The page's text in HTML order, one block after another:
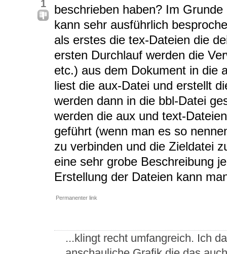
1
beschrieben haben? Im
kann sehr ausführlich
als erstes die tex-Dateien die
ersten Durchlauf werden die
etc.) aus dem Dokument in die
liest die aux-Datei und erstellt
werden dann in die bbl-Datei
werden die aux und text-
geführt (wenn man es so
zu verbinden und die Zieldatei
eine sehr grobe Beschreibung
Erstellung der Dateien kann
Permanenter link
...klingt recht umfangreich. Ich